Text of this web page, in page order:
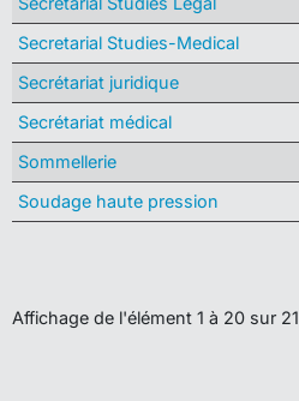
Secretarial Studies-Medical
Secrétariat juridique
Secrétariat médical
Sommellerie
Soudage haute pression
Affichage de l'élément 1 à 20 sur 21